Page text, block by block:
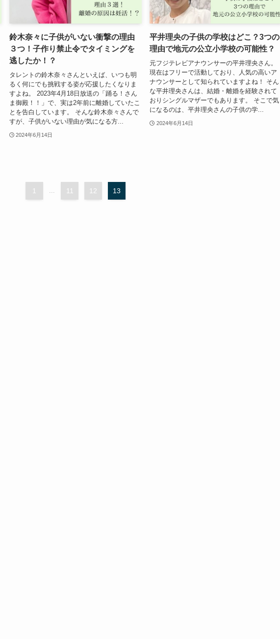
鈴木奈々に子供がいない衝撃の理由
３つ！子作り禁止令でタイミングを
逃したか！？
タレントの鈴木奈々さんといえば、いつも明
るく何にでも挑戦する姿が応援したくなりま
すよね。 2023年4月18日放送の「踊る！さん
ま御殿！！」で、実は2年前に離婚していたこ
とを告白しています。 そんな鈴木奈々さんで
すが、子供がいない理由が気になる方...
2024年6月14日
平井理央の子供の学校はどこ？3つの
理由で地元の公立小学校の可能性？
元フジテレビアナウンサーの平井理央さん。
現在はフリーで活動しており、人気の高いア
ナウンサーとして知られていますよね！ そん
な平井理央さんは、結婚・離婚を経験されて
おりシングルマザーでもあります。 そこで気
になるのは、平井理央さんの子供の学...
2024年6月14日
1 11 12 13